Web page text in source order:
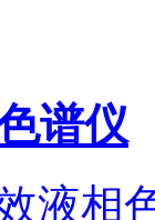
谱仪
液相